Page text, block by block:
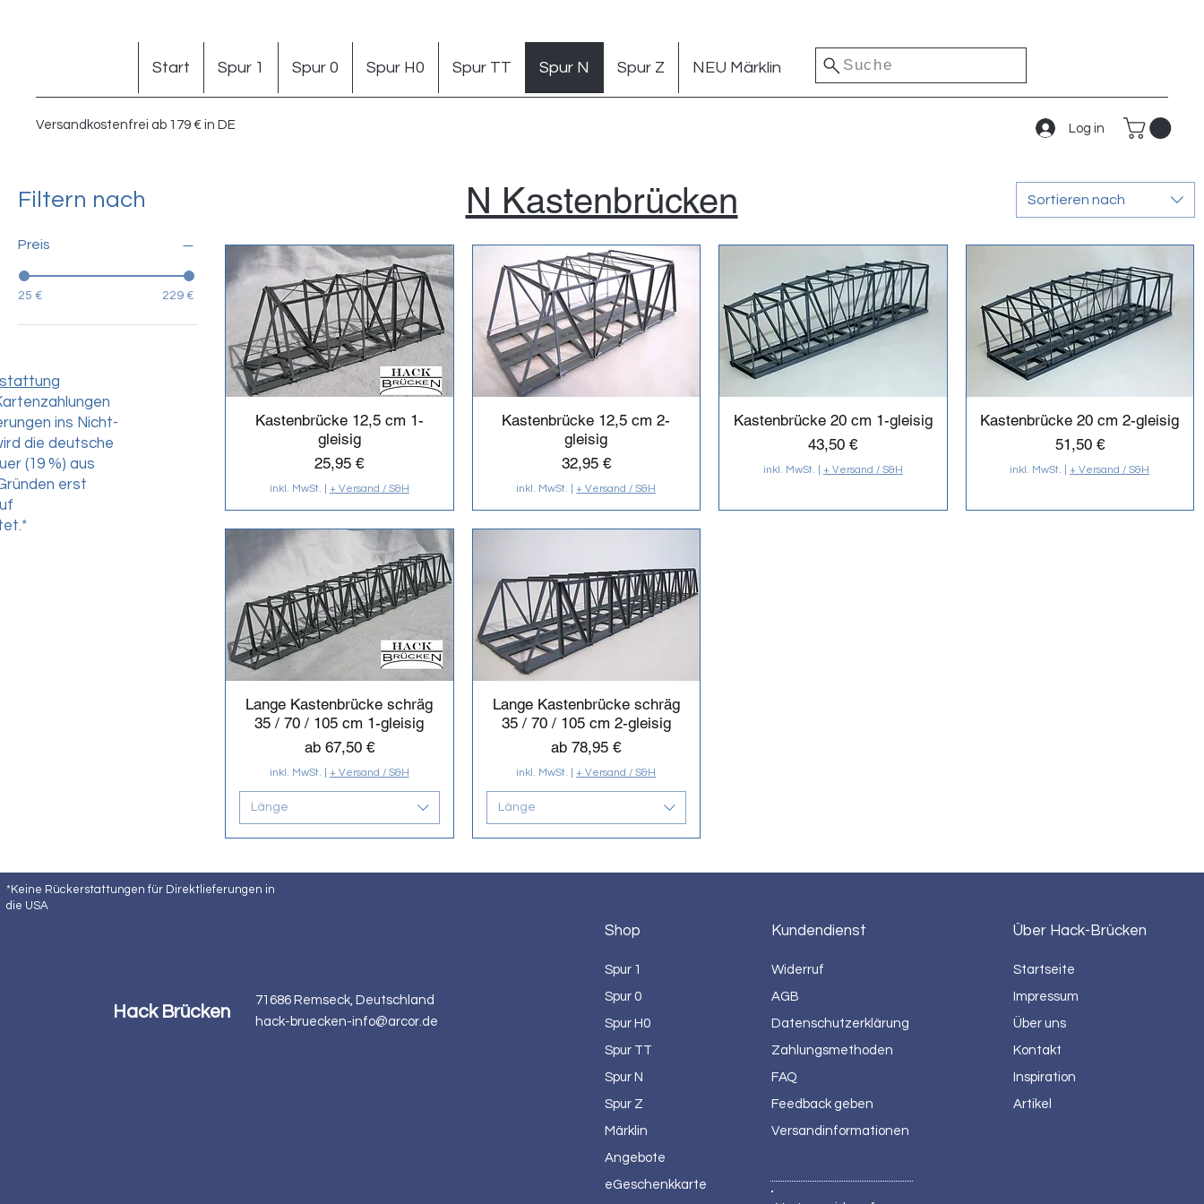
Versandkostenfrei ab 179 € in DE
Start Spur 1 Spur 0 Spur H0 Spur TT Spur N Spur Z NEU Märklin Suche
Log in
ins Nicht-
die deutsche
(19 %) aus
erst
Filtern nach
Preis
25 € 229 €
Sortieren nach
Kastenbrücke 12,5 cm 1-
gleisig
Preis
25,95 €
inkl. MwSt. + Versand / S&H
Kastenbrücke 12,5 cm 2-
gleisig
Preis
32,95 €
inkl. MwSt. |+ Versand / S&H
Kastenbrücke 20 cm 1-gleisig
Preis
43,50 €
inkl. MwSt. + Versand / S&H
Kastenbrücke 20 cm 2-gleisig
Preis
51,50 €
inkl. MwSt. |+ Versand / S&H
Lange Kastenbrücke schräg
35 / 70 / 105 cm 1-gleisig
ab 67,50 €
Sale-Preis
inkl. MwSt. + Versand / S&H
Länge
Lange Kastenbrücke schräg
35 / 70 / 105 cm 2-gleisig
ab78,95 €
Sale-Preis
inkl. MwSt. |+ Versand / S&H
Länge
N Kastenbrücken
*Keine Rückerstattungen für Direktlieferungen in
die USA
Hack Brücken
71686 Remseck, Deutschland
hack-bruecken-info@arcor.de
Shop
Spur 1
Spur 0
Spur H0
Spur TT
Spur N
Spur Z
Märklin
Angebote
eGeschenkkarte
Kundendienst
Widerruf
AGB
Datenschutzerklärung
Zahlungsmethoden
FAQ
Feedback geben
Versandinformationen
Über Hack-Brücken
Startseite
Impressum
Über uns
Kontakt
Inspiration
Artikel